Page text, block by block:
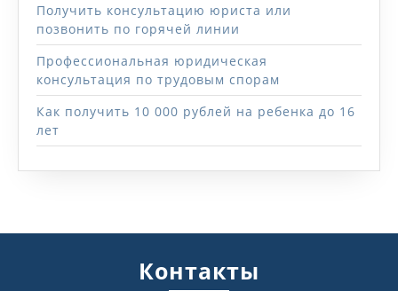
Получить консультацию юриста или
позвонить по горячей линии
Профессиональная юридическая
консультация по трудовым спорам
Как получить 10 000 рублей на ребенка до 16
лет
Контакты